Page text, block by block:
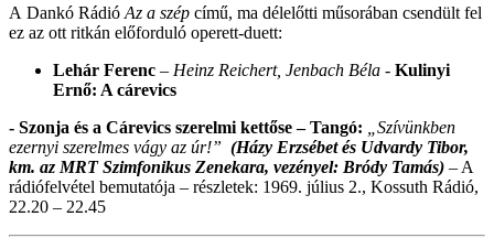
A Dankó Rádió Az a szép című, ma délelőtti műsorában csendült fel
ez az ott ritkán előforduló operett-duett:
Lehár Ferenc – Heinz Reichert, Jenbach Béla - Kulinyi
Ernő: A cárevics
- Szonja és a Cárevics szerelmi kettőse – Tangó:
„Szívünkben
ezernyi szerelmes vágy az úr!” (Házy Erzsébet és Udvardy Tibor,
km. az MRT Szimfonikus Zenekara, vezényel: Bródy Tamás) – A
rádiófelvétel bemutatója – részletek: 1969. július 2., Kossuth Rádió,
22.20 – 22.45